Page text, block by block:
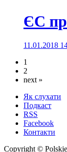
ЄС
11.01.2018
1
2
next »
Як слухати
Подкаст
RSS
Facebook
Контакти
Copyright ©